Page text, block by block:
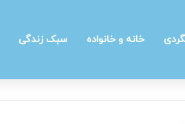
خانه و خانواده سبک زندگی